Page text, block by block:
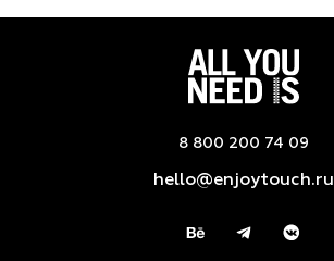
8 800 200 74 09
hello@enjoytouch.ru